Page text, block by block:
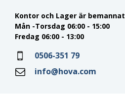
Kontor och Lager är bemannat
Mån -Torsdag 06:00 - 15:00
Fredag 06:00 - 13:00
0506-351 79
info@hova.com